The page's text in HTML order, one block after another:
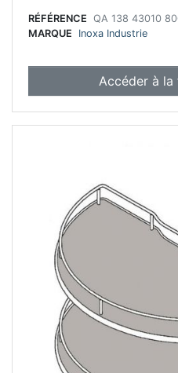
RÉFÉRENCE QA 138 43010
MARQUE
Inoxa Industrie
Accéder à